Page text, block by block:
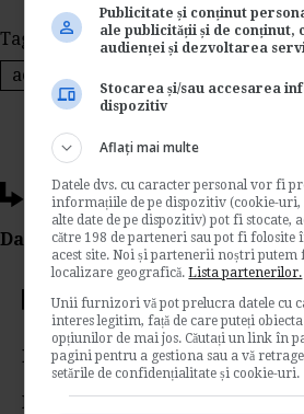
Tags: achizitie imobil
regim tva
achizitie imobil pe firma
Ti-a placut acest articol?
Da Like, Printeaza sau trimite pe
Votati articolul
Rating:
Nota:5din1voturi
Publicitate și conținut
ale publicității și de conținut,
audienței și dezvoltarea
Stocarea și/sau accesarea
dispozitiv
Aflați mai multe
Datele dvs. cu caracter personal vor fi
informațiile de pe dispozitiv (cookie-
alte date de pe dispozitiv) pot fi stocate,
către 198 de parteneri sau pot fi folosite
acest site. Noi și partenerii noștri putem
localizare geografică.Lista partenerilor.
Unii furnizori vă pot prelucra datele cu
interes legitim, față de care puteți
opțiunilor de mai jos. Căutați un link în
pagini pentru a gestiona sau a vă
setările de confidențialitate și cookie-uri.